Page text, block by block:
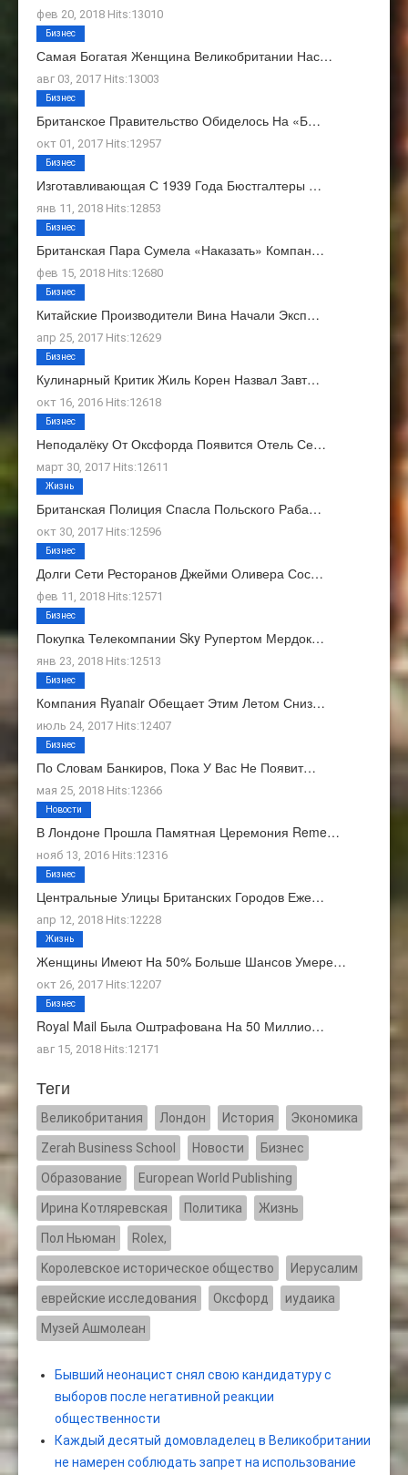
фев 20, 2018 Hits:13010
Самая Богатая Женщина Великобритании Нас…
авг 03, 2017 Hits:13003
Бизнес
Британское Правительство Обиделось На «Б…
окт 01, 2017 Hits:12957
Бизнес
Изготавливающая С 1939 Года Бюстгалтеры …
янв 11, 2018 Hits:12853
Бизнес
Британская Пара Сумела «наказать» Компан…
фев 15, 2018 Hits:12680
Бизнес
Китайские Производители Вина Начали Эксп…
апр 25, 2017 Hits:12629
Бизнес
Кулинарный Критик Жиль Корен Назвал Завт…
окт 16, 2016 Hits:12618
Бизнес
Неподалёку От Оксфорда Появится Отель Се…
март 30, 2017 Hits:12611
Бизнес
Британская Полиция Спасла Польского Раба…
окт 30, 2017 Hits:12596
Жизнь
Долги Сети Ресторанов Джейми Оливера Сос…
фев 11, 2018 Hits:12571
Бизнес
Покупка Телекомпании Sky Рупертом Мердок…
янв 23, 2018 Hits:12513
Бизнес
Компания Ryanair Обещает Этим Летом Сниз…
июль 24, 2017 Hits:12407
Бизнес
По Словам Банкиров, Пока У Вас Не Появит…
мая 25, 2018 Hits:12366
Бизнес
В Лондоне Прошла Памятная Церемония Reme…
нояб 13, 2016 Hits:12316
Новости
Центральные Улицы Британских Городов Еже…
апр 12, 2018 Hits:12228
Бизнес
Женщины Имеют На 50% Больше Шансов Умере…
окт 26, 2017 Hits:12207
Жизнь
Royal Mail Была Оштрафована На 50 Миллио…
авг 15, 2018 Hits:12171
Бизнес
Теги
Великобритания Лондон История Экономика
Zerah Business School Новости Бизнес
Образование European World Publishing
Ирина Котляревская Политика Жизнь
Пол Ньюман Rolex,
Kоролевское историческое общество Иерусалим
еврейские исследования Оксфорд иудаика
Музей Ашмолеан
Бывший неонацист снял свою кандидатуру с
выборов после негативной реакции
общественности
Каждый десятый домовладелец в Великобритании
не намерен соблюдать запрет на использование